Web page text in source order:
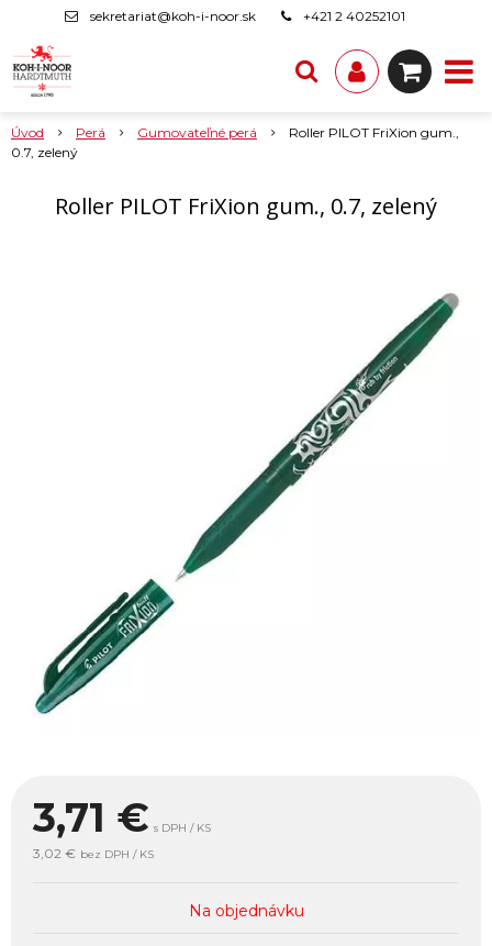
sekretariat@koh-i-noor.sk +421 2 40252101
Úvod Perá Gumovateľné perá
Roller PILOT FriXion gum.,
0.7, zelený
Roller PILOT FriXion gum., 0.7, zelený
3,71 € s DPH / KS
3,02 € bez DPH / KS
Na objednávku